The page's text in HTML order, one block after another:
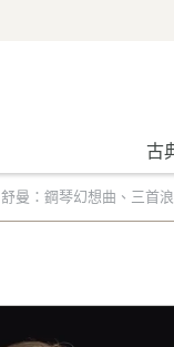
古
舒曼：鋼琴幻想曲、三首